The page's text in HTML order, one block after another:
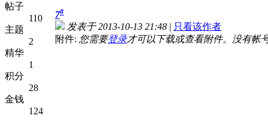
帖子
110
主题
2
精华
1
积分
28
金钱
124
7#
发表于 2013-10-13 21:48 | 只看该作者
附件: 您需要登录才可以下载或查看附件。没有帐